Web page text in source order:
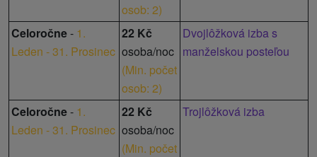
osob: 2)
Celoročne- 1.
Leden - 31. Prosinec
22 Kč
osoba/noc
(Min. počet
osob: 2)
Dvojlôžková izba s
manželskou posteľou
Celoročne- 1.
Leden - 31. Prosinec
22 Kč
osoba/noc
(Min. počet
Trojlôžková izba